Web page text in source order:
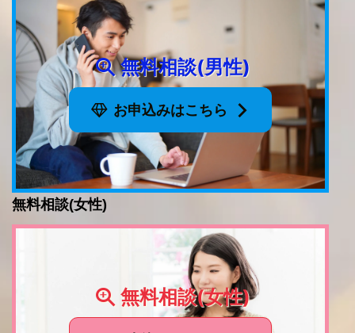
無料相談(男性)
お申込みはこちら
無料相談(女性)
無料相談(女性)